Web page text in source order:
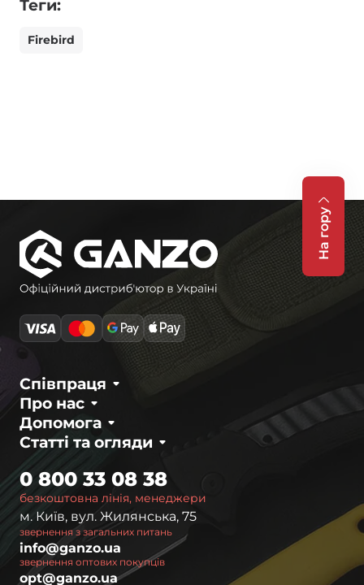
Теги:
Firebird
На гору
Про нас
Співпраця
Статті та огляди
Допомога
безкоштовна лінія, менеджери
0 800 33 08 38
м. Київ, вул. Жилянська, 75
звернення з загальних питань
info@ganzo.ua
звернення оптових покупців
opt@ganzo.ua